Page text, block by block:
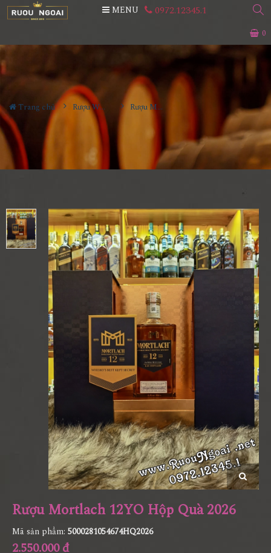
0
MENU 0972.12345.1
Trang chủ Rượu Whisky Rượu Mortlach 12YO Hộp Quà 2026
Rượu Mortlach 12YO Hộp Quà 2026
Mã sản phẩm: 5000281054674HQ2026
2.550.000 đ